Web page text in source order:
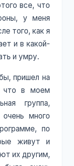
все, что
у меня
того, как я
и в какой-
и умру.
пришел на
что в моем
группа,
много
по
живут и
их другим,